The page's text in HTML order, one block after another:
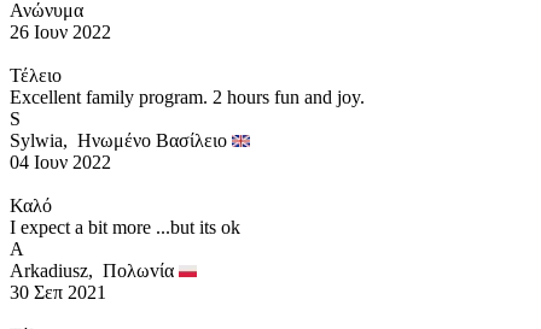
Ανώνυμα
26 Ιουν 2022
Τέλειο
Excellent family program. 2 hours fun and joy.
S
Sylwia, Ηνωμένο Βασίλειο
04 Ιουν 2022
Καλό
I expect a bit more ...but its ok
A
Arkadiusz, Πoλωvία
30 Σεπ 2021